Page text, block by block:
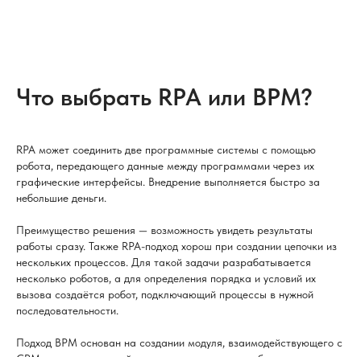
Что выбрать RPA или BPM?
RPA может соединить две программные системы с помощью
робота, передающего данные между программами через их
графические интерфейсы. Внедрение выполняется быстро за
небольшие деньги.
Преимущество решения — возможность увидеть результаты
работы сразу. Также RPA-подход хорош при создании цепочки из
нескольких процессов. Для такой задачи разрабатывается
несколько роботов, а для определения порядка и условий их
вызова создаётся робот, подключающий процессы в нужной
последовательности.
Подход BPM основан на создании модуля, взаимодействующего с